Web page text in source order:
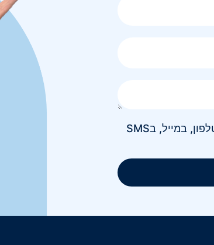
אני מאשר/ת קבלת חומר פרסומי בטלפון, במייל, בSMS